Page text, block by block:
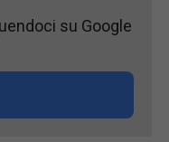
su Google